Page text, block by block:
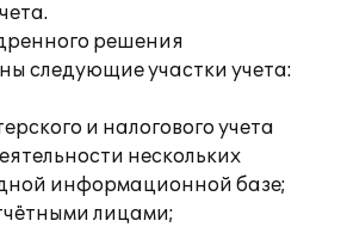
решения
следующие участки учета:
и налогового учета
нескольких
информационной базе;
лицами;